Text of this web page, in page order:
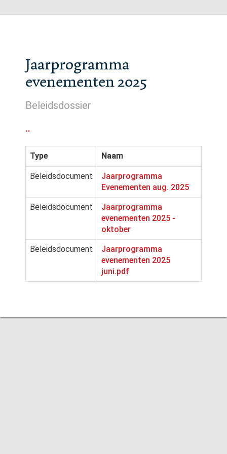
Jaarprogramma
evenementen 2025
Beleidsdossier
..
Type Naam
Beleidsdocument
Jaarprogramma
Evenementen aug. 2025
Beleidsdocument
Jaarprogramma
evenementen 2025 -
oktober
Beleidsdocument
Jaarprogramma
evenementen 2025
juni.pdf